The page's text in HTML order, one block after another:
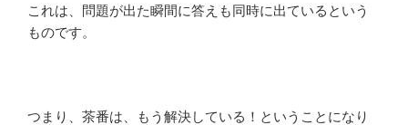
これは、問題が出た瞬間に答えも同時に出ているという
ものです。
つまり、茶番は、もう解決している！ということになり